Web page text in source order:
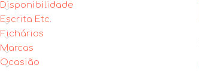
Disponibilidade
Escrita Etc.
Fichários
Marcas
Ocasião